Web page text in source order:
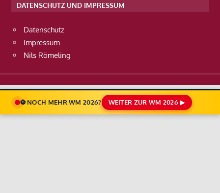
DATENSCHUTZ UND IMPRESSUM
Datenschutz
Impressum
Nils Römeling
⚽ NOCH MEHR WM 2026? WEITER ZUR WM 2026 ▶